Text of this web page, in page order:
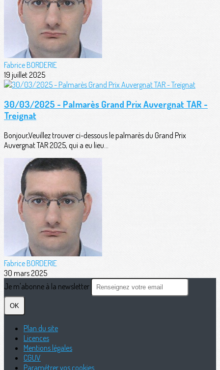
Fabrice BORDERIE
19 juillet 2025
30/03/2025 - Palmarès Grand Prix Auvergnat TAR -
Treignat
Bonjour,Veuillez trouver ci-dessous le palmarès du Grand Prix
Auvergnat TAR 2025, qui a eu lieu...
Fabrice BORDERIE
30 mars 2025
Je m'abonne à la newsletter
OK
Plan du site
Licences
Mentions légales
CGUV
Paramétrer vos cookies